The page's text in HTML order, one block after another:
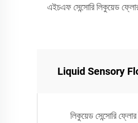
এইচএফ সেন্সোরি লিকুয়েড ফ্লোর
Liquid Sensory
লিকুয়েড সেন্সোরি